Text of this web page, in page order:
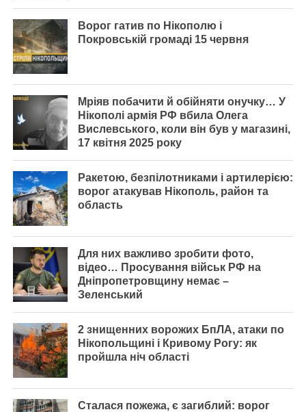
Ворог гатив по Нікополю і
Покровській громаді 15 червня
Мріяв побачити й обійняти онучку… У
Нікополі армія РФ вбила Олега
Вислевського, коли він був у магазині,
17 квітня 2025 року
Ракетою, безпілотниками і артилерією:
ворог атакував Нікополь, район та
область
Для них важливо зробити фото,
відео… Просування військ РФ на
Дніпропетровщину немає –
Зеленський
2 знищенних ворожих БпЛА, атаки по
Нікопольщині і Кривому Рогу: як
пройшла ніч області
Сталася пожежа, є загиблий: ворог